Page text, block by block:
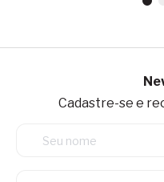
Cadastre-se e